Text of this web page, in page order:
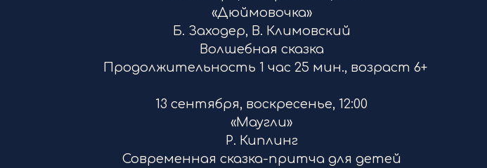
«Дюймовочка»
Б. Заходер, В. Климовский
Волшебная сказка
Продолжительность 1 час 25 мин., возраст 6+
13 сентября, воскресенье, 12:00
«Маугли»
Р. Киплинг
Современная сказка-притча для детей